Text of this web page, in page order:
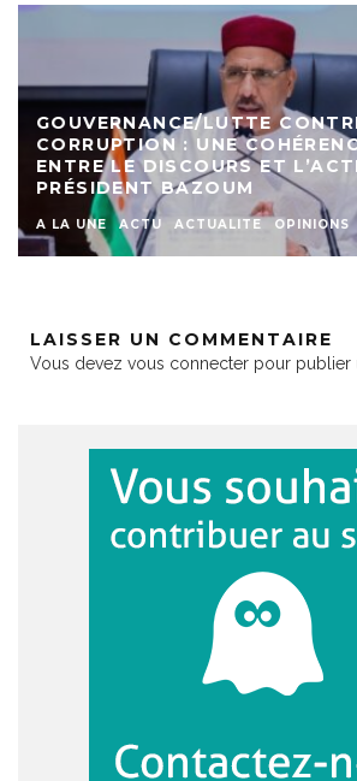
GOUVERNANCE/LUTTE
CORRUPTION : UNE
ENTRE LE DISCOURS ET
PRÉSIDENT BAZOUM
A LA UNE ACTU ACTUALITE OPINIONS
LAISSER UN COMMENTAIRE
Vous devez vous connecter pour publier